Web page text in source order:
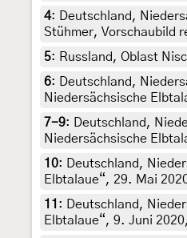
4:
Deutschland,
Stühmer, Vorschaubild
5: Russland, Oblast
6:
Deutschland,
Niedersächsische
7-9:
Deutschland,
Niedersächsische
10:
Deutschland,
Elbtalaue“, 29. Mai
11 :
Deutschland,
Elbtalaue“, 9. Juni